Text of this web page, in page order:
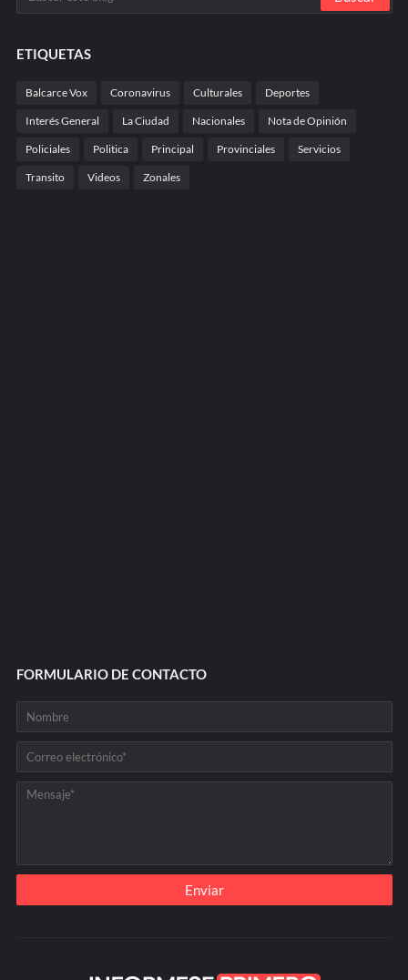
ETIQUETAS
Balcarce Vox Coronavirus Culturales Deportes
Interés General La Ciudad Nacionales Nota de Opinión
Policiales Politica Principal Provinciales Servicios
Transito Videos Zonales
FORMULARIO DE CONTACTO